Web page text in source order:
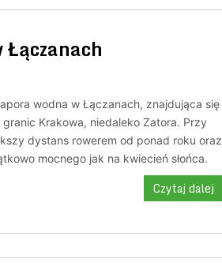
Łączanach
wodna w Łączanach, znajdująca się
Krakowa, niedaleko Zatora. Przy
dystans rowerem od ponad roku oraz
mocnego jak na kwiecień słońca.
Czytaj dalej